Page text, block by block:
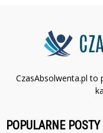
CzasAbsolwenta.pl to
POPULARNE POSTY